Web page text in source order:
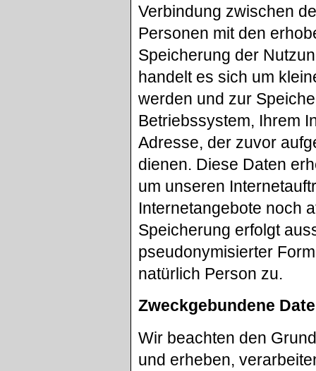
Verbindung zwischen
Personen mit den
Speicherung der
handelt es sich um
werden und zur
Betriebssystem, Ihrem
Adresse, der zuvor
dienen. Diese Daten
um unseren
Internetangebote noch
Speicherung erfolgt
pseudonymisierter
natürlich Person zu.
Zweckgebundene
Wir beachten den
und erheben,